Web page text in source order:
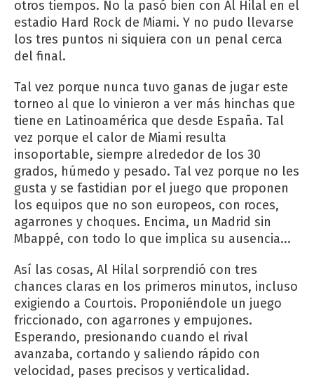
otros tiempos. No la pasó bien con Al Hilal en el
estadio Hard Rock de Miami. Y no pudo llevarse
los tres puntos ni siquiera con un penal cerca
del final.
Tal vez porque nunca tuvo ganas de jugar este
torneo al que lo vinieron a ver más hinchas que
tiene en Latinoamérica que desde España. Tal
vez porque el calor de Miami resulta
insoportable, siempre alrededor de los 30
grados, húmedo y pesado. Tal vez porque no les
gusta y se fastidian por el juego que proponen
los equipos que no son europeos, con roces,
agarrones y choques. Encima, un Madrid sin
Mbappé, con todo lo que implica su ausencia...
Así las cosas, Al Hilal sorprendió con tres
chances claras en los primeros minutos, incluso
exigiendo a Courtois. Proponiéndole un juego
friccionado, con agarrones y empujones.
Esperando, presionando cuando el rival
avanzaba, cortando y saliendo rápido con
velocidad, pases precisos y verticalidad.